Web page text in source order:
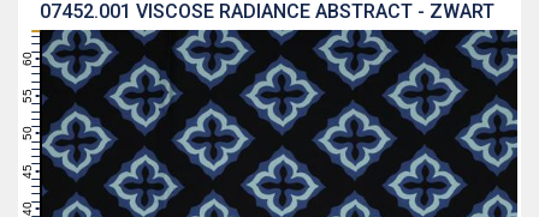
VISCOSE RADIANCE ABSTRACT - ZWART
07452.001
42
43
44
45
46
47
48
49
50
51
52
53
54
55
56
57
58
59
60
61
62
63